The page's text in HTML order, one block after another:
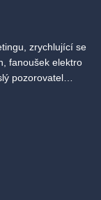
zrychlující se
fanoušek elektro
pozorovatel…